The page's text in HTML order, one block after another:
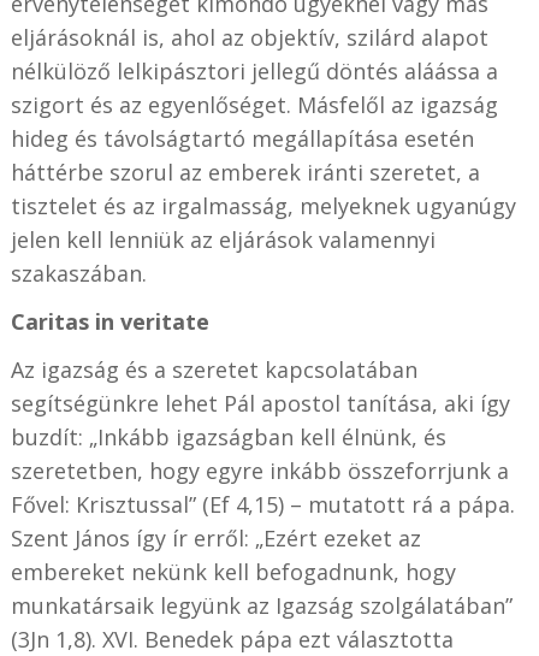
eljárásoknál is, ahol az objektív, szilárd alapot
nélkülöző lelkipásztori jellegű döntés aláássa a
szigort és az egyenlőséget. Másfelől az igazság
hideg és távolságtartó megállapítása esetén
háttérbe szorul az emberek iránti szeretet, a
tisztelet és az irgalmasság, melyeknek ugyanúgy
jelen kell lenniük az eljárások valamennyi
szakaszában.
Caritas in veritate
Az igazság és a szeretet kapcsolatában
segítségünkre lehet Pál apostol tanítása, aki így
buzdít: „Inkább igazságban kell élnünk, és
szeretetben, hogy egyre inkább összeforrjunk a
Fővel: Krisztussal” (Ef 4,15) – mutatott rá a pápa.
Szent János így ír erről: „Ezért ezeket az
embereket nekünk kell befogadnunk, hogy
munkatársaik legyünk az Igazság szolgálatában”
(3Jn 1,8). XVI. Benedek pápa ezt választotta